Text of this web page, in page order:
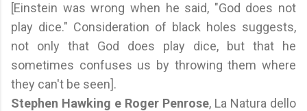
[Einstein was wrong when he said, "God does not
play dice." Consideration of black holes suggests,
not only that God does play dice, but that he
sometimes confuses us by throwing them where
they can't be seen].
Stephen Hawking e Roger Penrose, La Natura dello